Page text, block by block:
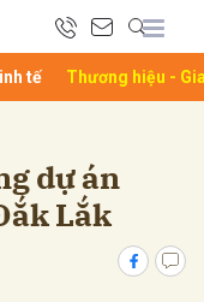
tế Thương hiệu -
dự án
Lắk